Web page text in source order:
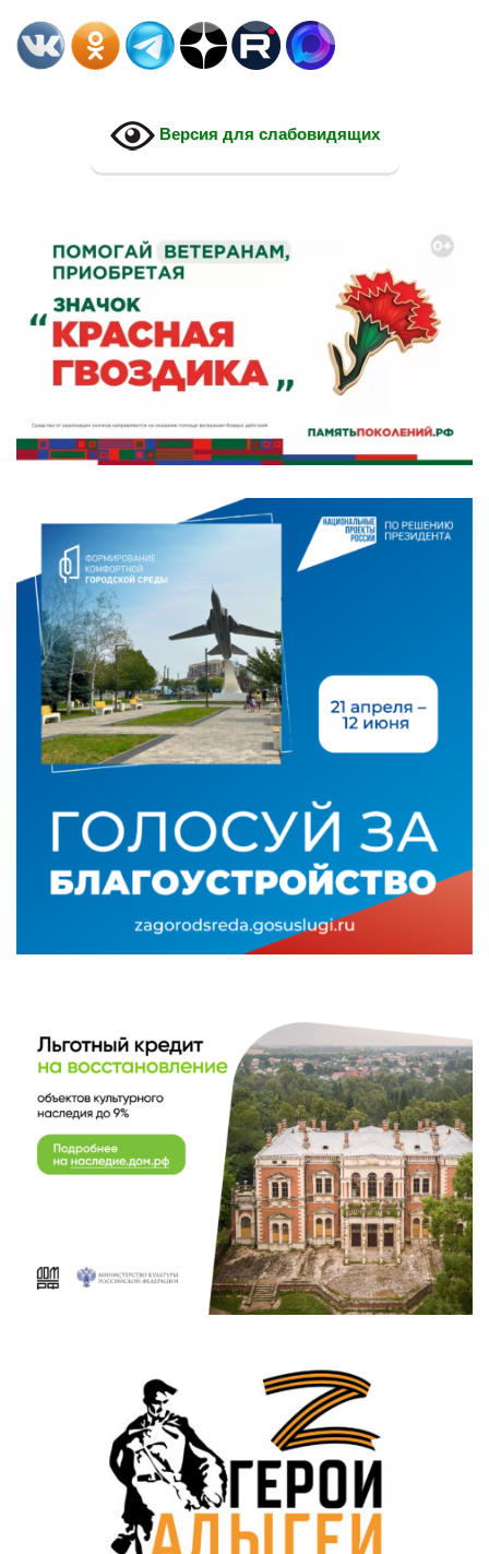
Версия для слабовидящих